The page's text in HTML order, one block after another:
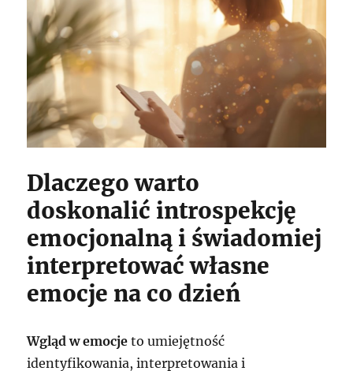
Dlaczego warto
doskonalić introspekcję
emocjonalną i świadomiej
interpretować własne
emocje na co dzień
Wgląd w emocje to umiejętność
identyfikowania, interpretowania i